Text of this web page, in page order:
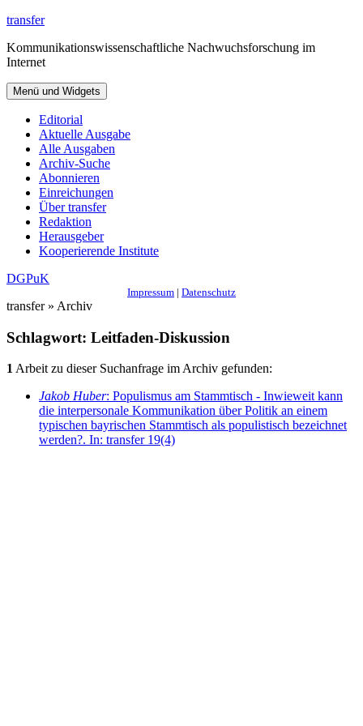
Zum
springen
transfer
Kommunikationswissenschaftliche Nachwuchsforschung im
Internet
Menü und Widgets
Editorial
Aktuelle Ausgabe
Alle Ausgaben
Archiv-Suche
Abonnieren
Einreichungen
Über transfer
Redaktion
Herausgeber
Kooperierende Institute
DGPuK
Impressum | Datenschutz
transfer » Archiv
Schlagwort: Leitfaden-Diskussion
1Arbeit zu dieser Suchanfrage im Archiv gefunden:
Jakob Huber: Populismus am Stammtisch - Inwieweit kann
die interpersonale Kommunikation über Politik an einem
typischen bayrischen Stammtisch als populistisch bezeichnet
werden?. In: transfer 19(4)